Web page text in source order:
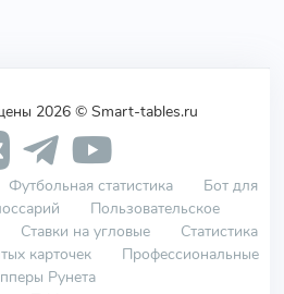
2026 © Smart-tables.ru
Футбольная статистика
Бот для
Пользовательское
Ставки на угловые
Статистика
карточек
Профессиональные
Рунета